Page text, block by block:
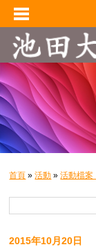
首頁 »活動 »活動檔案
2015年10月20日